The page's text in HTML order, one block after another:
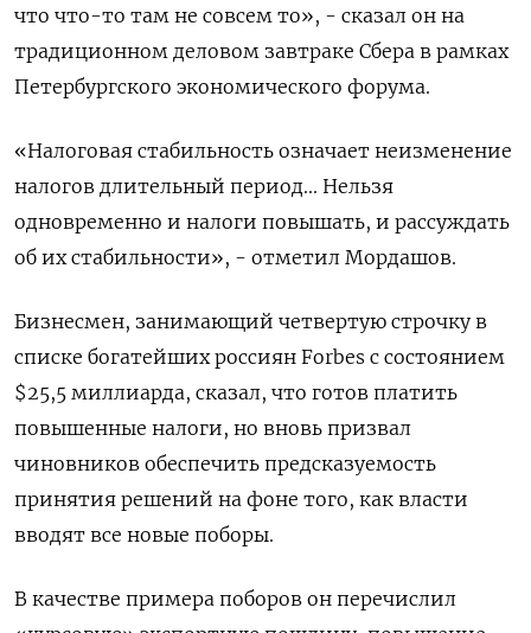
что что-то там не совсем то», - сказал он на
традиционном деловом завтраке Сбера в рамках
Петербургского экономического форума.
«Налоговая стабильность означает неизменение
налогов длительный период... Нельзя
одновременно и налоги повышать, и рассуждать
об их стабильности», - отметил Мордашов.
Бизнесмен, занимающий четвертую строчку в
списке богатейших россиян Forbes с состоянием
$25,5 миллиарда, сказал, что готов платить
повышенные налоги, но вновь призвал
чиновников обеспечить предсказуемость
принятия решений на фоне того, как власти
вводят все новые поборы.
В качестве примера поборов он перечислил